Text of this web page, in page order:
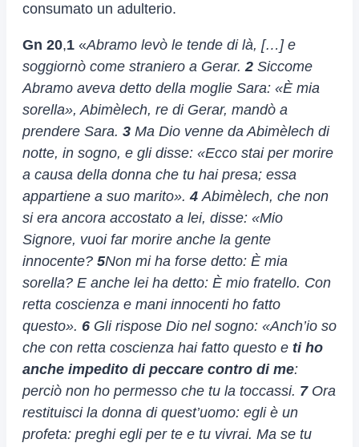
consumato un adulterio.
Gn 20,1 «Abramo levò le tende di là, […] e
soggiornò come straniero a Gerar.2 Siccome
Abramo aveva detto della moglie Sara: «È mia
sorella», Abimèlech, re di Gerar, mandò a
prendere Sara. 3 Ma Dio venne da Abimèlech di
notte, in sogno, e gli disse: «Ecco stai per morire
a causa della donna che tu hai presa; essa
appartiene a suo marito».4 Abimèlech, che non
si era ancora accostato a lei, disse: «Mio
Signore, vuoi far morire anche la gente
innocente? 5Non mi ha forse detto: È mia
sorella? E anche lei ha detto: È mio fratello. Con
retta coscienza e mani innocenti ho fatto
questo». 6 Gli rispose Dio nel sogno: «Anch’io so
che con retta coscienza hai fatto questo e ti ho
anche impedito di peccare contro di me:
perciò non ho permesso che tu la toccassi. 7Ora
restituisci la donna di quest’uomo: egli è un
profeta: preghi egli per te e tu vivrai. Ma se tu